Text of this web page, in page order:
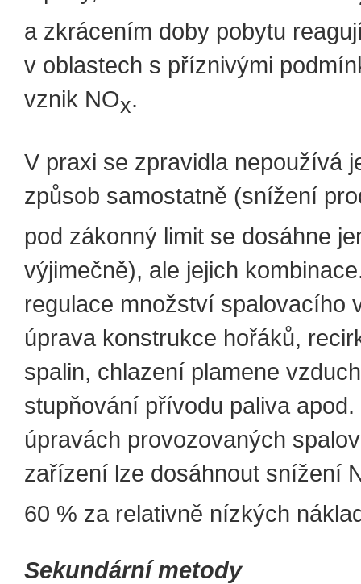
a zkrácením doby pobytu
v oblastech s příznivými
vznik NOx.
V praxi se zpravidla nepoužívá
způsob samostatně (snížení
pod zákonný limit se dosáhne
výjimečně), ale jejich
regulace množství spalovacího
úprava konstrukce hořáků,
spalin, chlazení plamene
stupňování přívodu paliva apod.
úpravách provozovaných
zařízení lze dosáhnout snížení
60 % za relativně nízkých
Sekundární metody